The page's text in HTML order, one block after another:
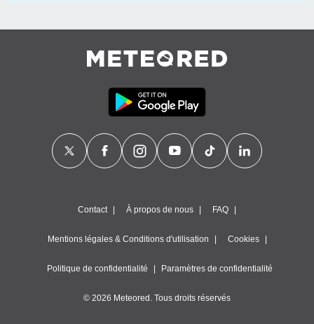
Contact À propos de nous FAQ
Mentions légales & Conditions d'utilisation Cookies
Politique de confidentialité Paramètres de confidentialité
© 2026 Meteored. Tous droits réservés